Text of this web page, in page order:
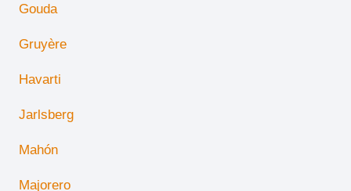
Gouda
Gruyère
Havarti
Jarlsberg
Mahón
Majorero